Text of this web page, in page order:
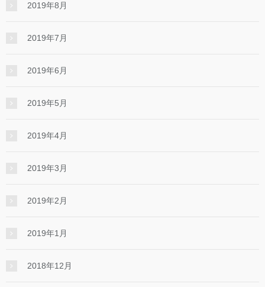
2019年8月
2019年7月
2019年6月
2019年5月
2019年4月
2019年3月
2019年2月
2019年1月
2018年12月